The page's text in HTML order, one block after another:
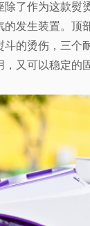
除了作为这款熨
的发生装置。顶
斗的烫伤，三个
，又可以稳定的